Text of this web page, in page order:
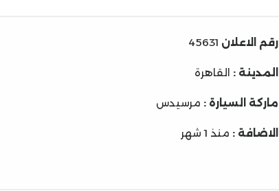
رقم الاعلان 45631
المدينة : القاهرة
ماركة السيارة : مرسيدس
الاضافة : منذ 1 شهر